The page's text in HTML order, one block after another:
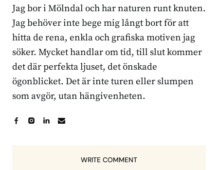
Jag bor i Mölndal och har naturen runt knuten.
Jag behöver inte bege mig långt bort för att
hitta de rena, enkla och grafiska motiven jag
söker. Mycket handlar om tid, till slut kommer
det där perfekta ljuset, det önskade
ögonblicket. Det är inte turen eller slumpen
som avgör, utan hängivenheten.
WRITE COMMENT